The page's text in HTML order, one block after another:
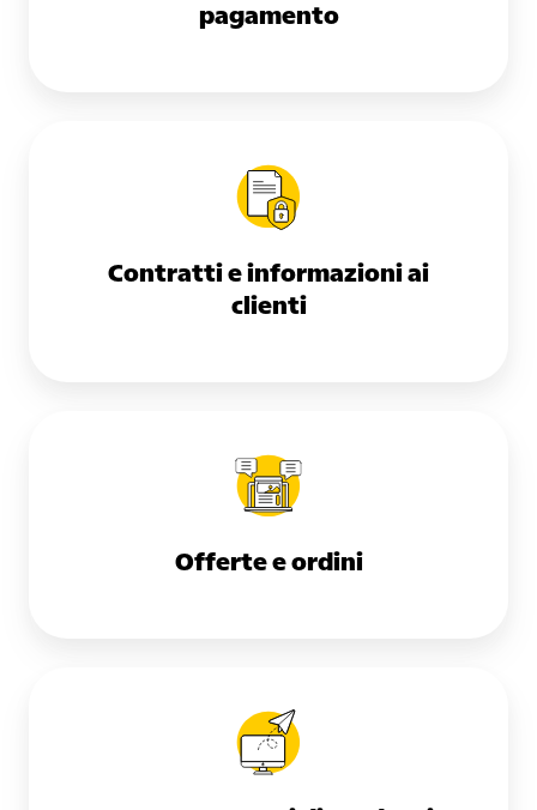
pagamento
Contratti e informazioni ai
clienti
Offerte e ordini